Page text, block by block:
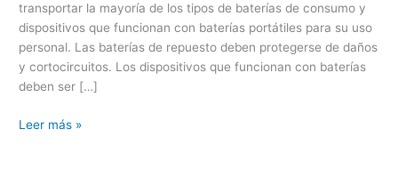
transportar la mayoría de los tipos de baterías de consumo y
dispositivos que funcionan con baterías portátiles para su uso
personal. Las baterías de repuesto deben protegerse de daños
y cortocircuitos. Los dispositivos que funcionan con baterías
deben ser […]
Leer más »